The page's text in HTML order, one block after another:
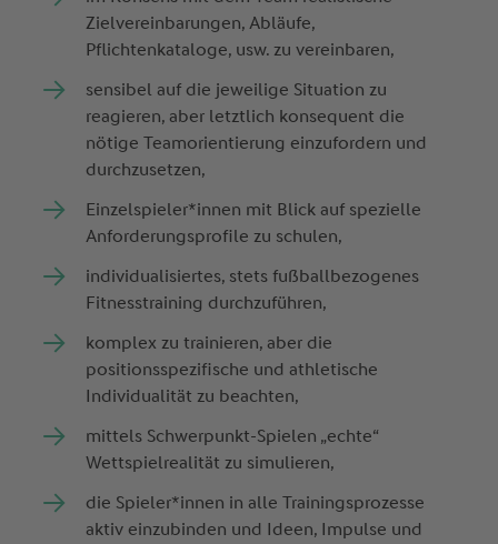
Zielvereinbarungen, Abläufe,
Pflichtenkataloge, usw. zu vereinbaren,
sensibel auf die jeweilige Situation zu
reagieren, aber letztlich konsequent die
nötige Teamorientierung einzufordern und
durchzusetzen,
Einzelspieler*innen mit Blick auf spezielle
Anforderungsprofile zu schulen,
individualisiertes, stets fußballbezogenes
Fitnesstraining durchzuführen,
komplex zu trainieren, aber die
positionsspezifische und athletische
Individualität zu beachten,
mittels Schwerpunkt-Spielen „echte“
Wettspielrealität zu simulieren,
die Spieler*innen in alle Trainingsprozesse
aktiv einzubinden und Ideen, Impulse und